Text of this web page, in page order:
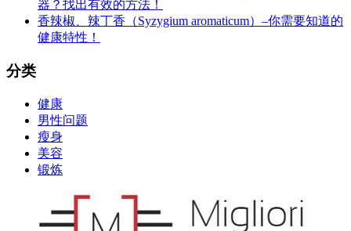
器？找出有效的方法！
香辣椒、辣丁香（Syzygium aromaticum）–你需要知道的
健康特性！
分类
健康
男性问题
瘦身
美容
锻炼